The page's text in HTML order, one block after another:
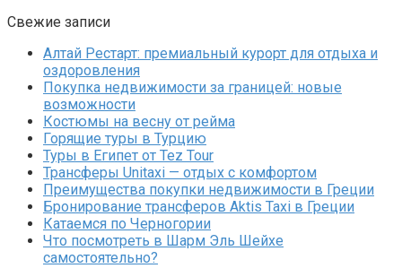
Свежие записи
Алтай Рестарт: премиальный курорт для отдыха и
оздоровления
Покупка недвижимости за границей: новые
возможности
Костюмы на весну от рейма
Горящие туры в Турцию
Туры в Египет от Tez Tour
Трансферы Unitaxi — отдых с комфортом
Преимущества покупки недвижимости в Греции
Бронирование трансферов Aktis Taxi в Греции
Катаемся по Черногории
Что посмотреть в Шарм Эль Шейхе
самостоятельно?